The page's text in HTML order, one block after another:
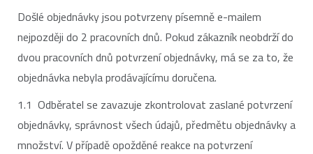
Došlé objednávky jsou potvrzeny písemně e-mailem
nejpozději do 2 pracovních dnů. Pokud zákazník neobdrží do
dvou pracovních dnů potvrzení objednávky, má se za to, že
objednávka nebyla prodávajícímu doručena.
1.1 Odběratel se zavazuje zkontrolovat zaslané potvrzení
objednávky, správnost všech údajů, předmětu objednávky a
množství. V případě opožděné reakce na potvrzení